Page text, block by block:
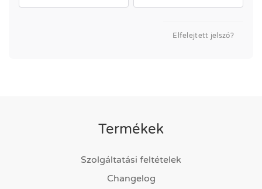
Elfelejtett jelszó?
Termékek
Szolgáltatási feltételek
Changelog